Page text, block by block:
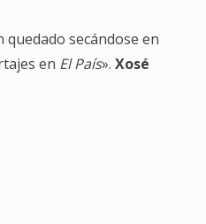
secándose en
en El País». Xosé